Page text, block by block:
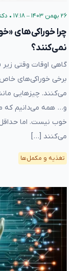
۲۶ بهمن ۱۴۰۳ – ۱۷:۱۸ •
چرا خوراکی‌های
نمی‌کنند؟
گاهی اوقات وقتی
برخی خوراکی‌های
می‌کنند. چیزهایی
و… همه می‌دانیم که
خوب نیست. اما
می‌کنند […]
تغذیه و مکمل‌ها